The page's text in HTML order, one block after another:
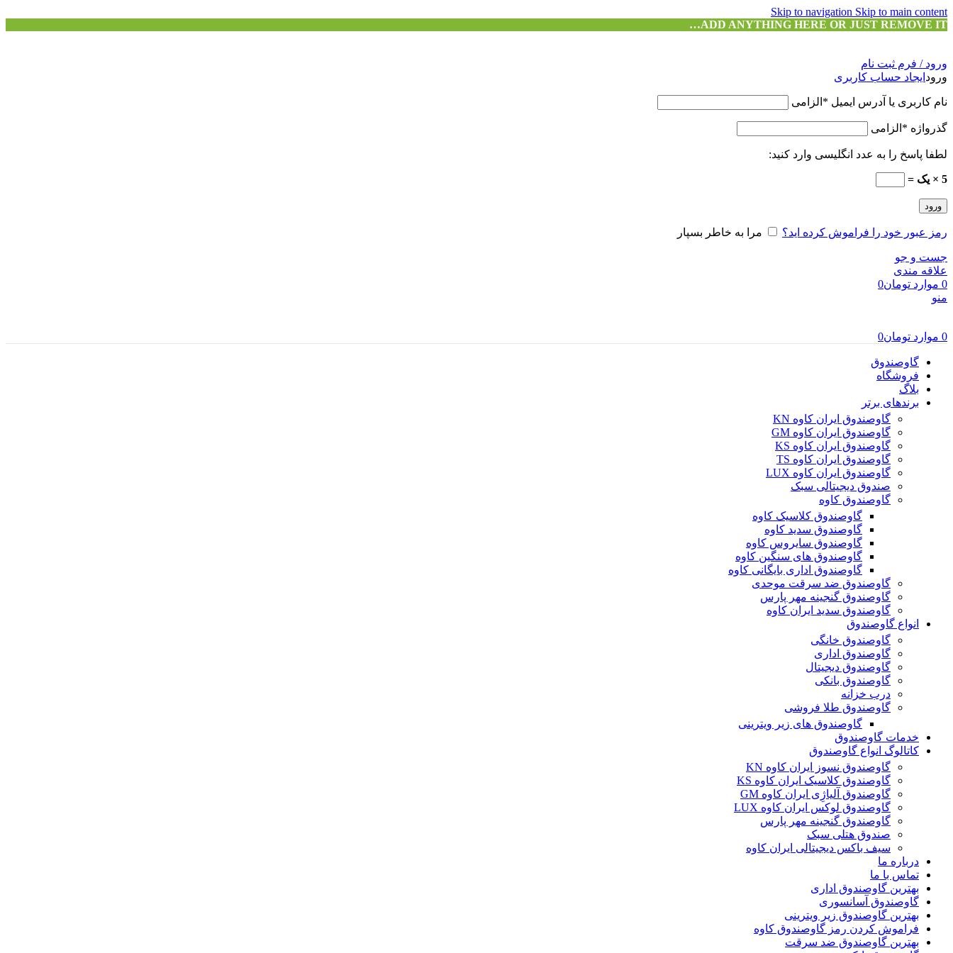
Skip to navigation Skip to main content
ADD ANYTHING HERE OR JUST REMOVE IT…
ورود / فرم ثبت نام
ورود ایجاد حساب کاربری
نام کاربری یا آدرس ایمیل * الزامی
گذرواژه * الزامی
لطفا پاسخ را به عدد انگلیسی وارد کنید:
5 × یک =
ورود
رمز عبور خود را فراموش کرده اید؟ مرا به خاطر بسپار
جست و جو
علاقه مندی
0 موارد تومان0
منو
0 موارد تومان0
گاوصندوق
فروشگاه
بلاگ
برندهای برتر
گاوصندوق ایران کاوه KN
گاوصندوق ایران کاوه GM
گاوصندوق ایران کاوه KS
گاوصندوق ایران کاوه TS
گاوصندوق ایران کاوه LUX
صندوق دیجیتالی سبک
گاوصندوق کاوه
گاوصندوق کلاسیک کاوه
گاوصندوق سدید کاوه
گاوصندوق سایروس کاوه
گاوصندوق های سنگین کاوه
گاوصندوق اداری بایگانی کاوه
گاوصندوق ضد سرقت موحدی
گاوصندوق گنجینه مهر پارس
گاوصندوق سدید ایران کاوه
انواع گاوصندوق
گاوصندوق خانگی
گاوصندوق اداری
گاوصندوق دیجیتال
گاوصندوق بانکی
درب خزانه
گاوصندوق طلا فروشی
گاوصندوق های زیر ویترینی
خدمات گاوصندوق
کاتالوگ انواع گاوصندوق
گاوصندوق نسوز ایران کاوه KN
گاوصندوق کلاسیک ایران کاوه KS
گاوصندوق آلیاژِی ایران کاوه GM
گاوصندوق لوکس ایران کاوه LUX
گاوصندوق گنجینه مهر پارس
صندوق هتلی سبک
سیف باکس دیجیتالی ایران کاوه
درباره ما
تماس با ما
بهترین گاوصندوق اداری
گاوصندوق آسانسوری
بهترین گاوصندوق زیر ویترینی
فراموش کردن رمز گاوصندوق کاوه
بهترین گاوصندوق ضد سرقت